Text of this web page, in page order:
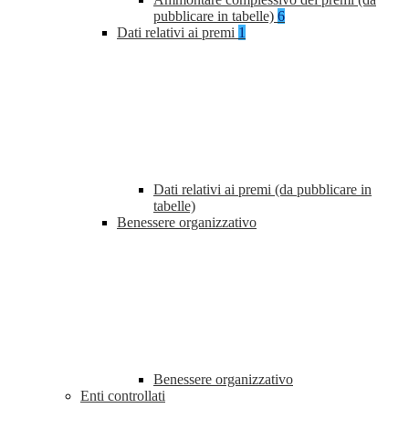
pubblicare in tabelle) 6
Dati relativi ai premi 1
Dati relativi ai premi (da pubblicare in
tabelle)
Benessere organizzativo
Benessere organizzativo
Enti controllati